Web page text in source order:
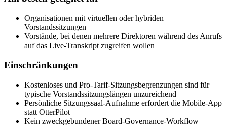
Organisationen mit virtuellen oder hybriden
Vorstandssitzungen
Vorstände, bei denen mehrere Direktoren während des Anrufs
auf das Live-Transkript zugreifen wollen
Einschränkungen
Kostenloses und Pro-Tarif-Sitzungsbegrenzungen sind für
typische Vorstandssitzungslängen unzureichend
Persönliche Sitzungssaal-Aufnahme erfordert die Mobile-App
statt OtterPilot
Kein zweckgebundener Board-Governance-Workflow